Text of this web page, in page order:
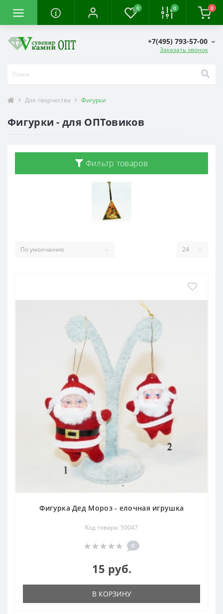
0 0 0
+7(495) 793-57-00
Заказать звонок
Для творчества Фигурки
Фигурки - для ОПТовиков
Фильтр товаров
Фигурка Дед Мороз - елочная игрушка
Код товара: 50047
0
15 руб.
В КОРЗИНУ